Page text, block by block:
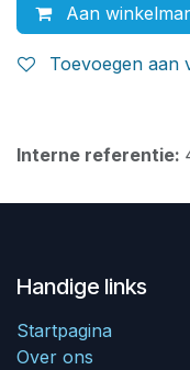
Aan
Toevoegen aan
Interne referentie:
Handige links
Startpagina
Over ons